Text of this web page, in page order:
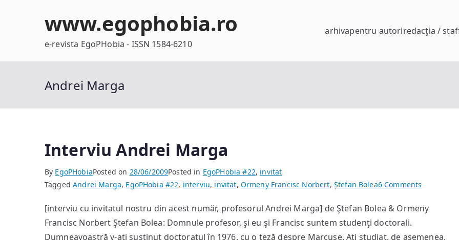
www.egophobia.ro
e-revista EgoPHobia - ISSN 1584-6210
arhivapentru autoriredacţia /
Andrei Marga
Interviu Andrei Marga
By EgoPHobiaPosted on 28/06/2009Posted in EgoPHobia #22, invitat
TaggedAndrei Marga, EgoPHobia #22, interviu, invitat, Ormeny Francisc Norbert, Ștefan Bolea6 Comments
Andrei
[interviu cu invitatul nostru din acest număr, profesorul Andrei Marga] de Ştefan Bolea & Ormeny
Francisc Norbert Ştefan Bolea: Domnule profesor, şi eu şi Francisc suntem studenţi doctorali.
Dumneavoastră v-aţi susţinut doctoratul în 1976, cu o teză despre Marcuse. Aţi studiat, de asemenea,